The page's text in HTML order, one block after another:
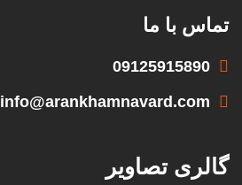
تماس با ما
09125915890
info@arankhamnavard.com
گالری تصاویر